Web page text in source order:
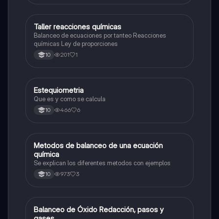
Química
Taller reacciones químicas
Balanceo de ecuaciones por tanteo Reacciones
químicas Ley de proporciones
10 201 1
Química
Estequiometria
Que es y como se calcula
10 466 6
Química
Metodos de balanceo de una ecuación
química
Se explican los diferentes metodos con ejemplos
10 973 3
Química
Balanceo de Óxido Redacción, pasos y